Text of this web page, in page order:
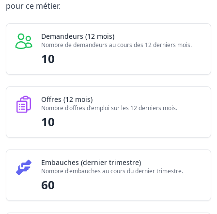
Offres publiées (12 mois)
Indice de tension globale
pour ce métier.
Demandeurs (12 mois)
Nombre de demandeurs au cours des 12 derniers mois.
10
Offres (12 mois)
Nombre d'offres d'emploi sur les 12 derniers mois.
10
Embauches (dernier trimestre)
Nombre d'embauches au cours du dernier trimestre.
60